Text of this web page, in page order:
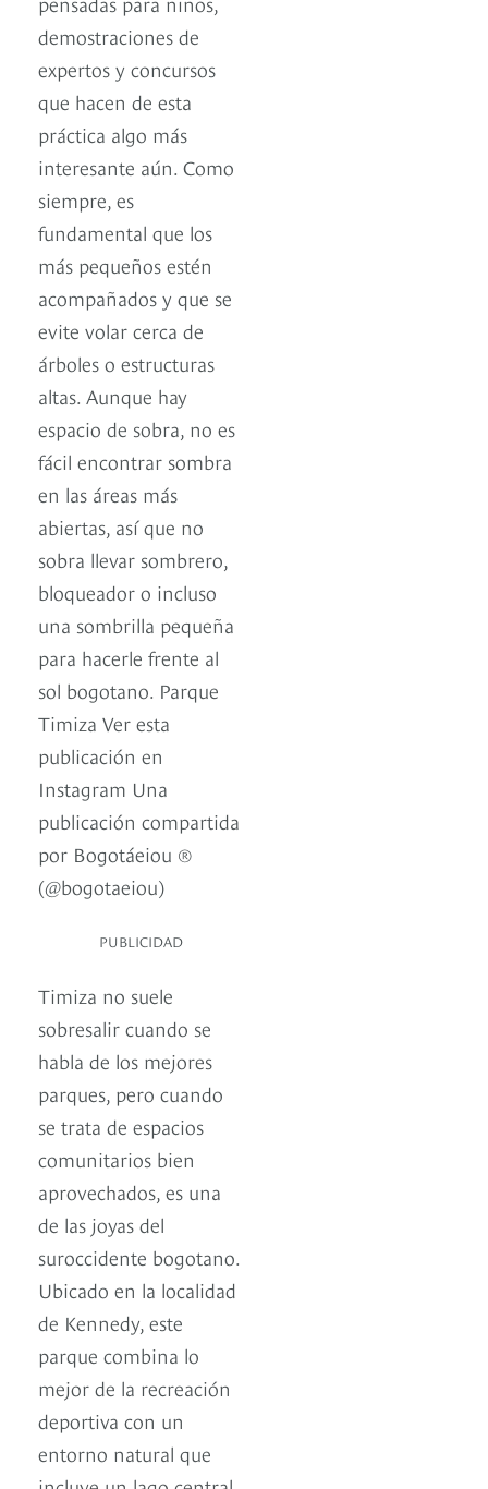
demostraciones de
expertos y concursos
que hacen de esta
práctica algo más
interesante aún. Como
siempre, es
fundamental que los
más pequeños estén
acompañados y que se
evite volar cerca de
árboles o estructuras
altas. Aunque hay
espacio de sobra, no es
fácil encontrar sombra
en las áreas más
abiertas, así que no
sobra llevar sombrero,
bloqueador o incluso
una sombrilla pequeña
para hacerle frente al
sol bogotano. Parque
Timiza Ver esta
publicación en
Instagram Una
publicación compartida
por Bogotáeiou ®
(@bogotaeiou)
PUBLICIDAD
Timiza no suele
sobresalir cuando se
habla de los mejores
parques, pero cuando
se trata de espacios
comunitarios bien
aprovechados, es una
de las joyas del
suroccidente bogotano.
Ubicado en la localidad
de Kennedy, este
parque combina lo
mejor de la recreación
deportiva con un
entorno natural que